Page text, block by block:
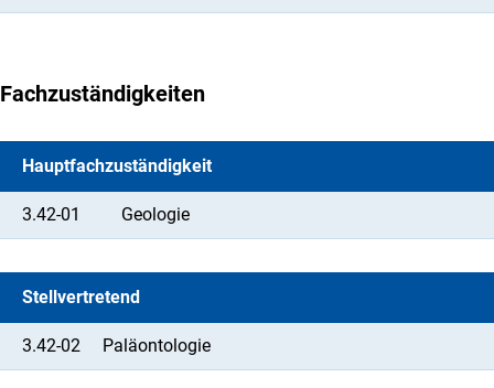
Fachzuständigkeiten
Hauptfachzuständigkeit
3.42-01 Geologie
Stellvertretend
3.42-02 Paläontologie